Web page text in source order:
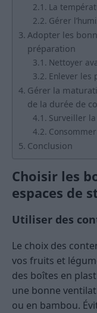
La
Gérer
Adopter les
préparation
Nettoyer
Enlever les
Gérer la
de la durée de
Surveiller
Conclusion
Choisir les
espaces de
Utiliser des
Le choix des
vos fruits et
des boîtes en
une bonne
ou en bambou.